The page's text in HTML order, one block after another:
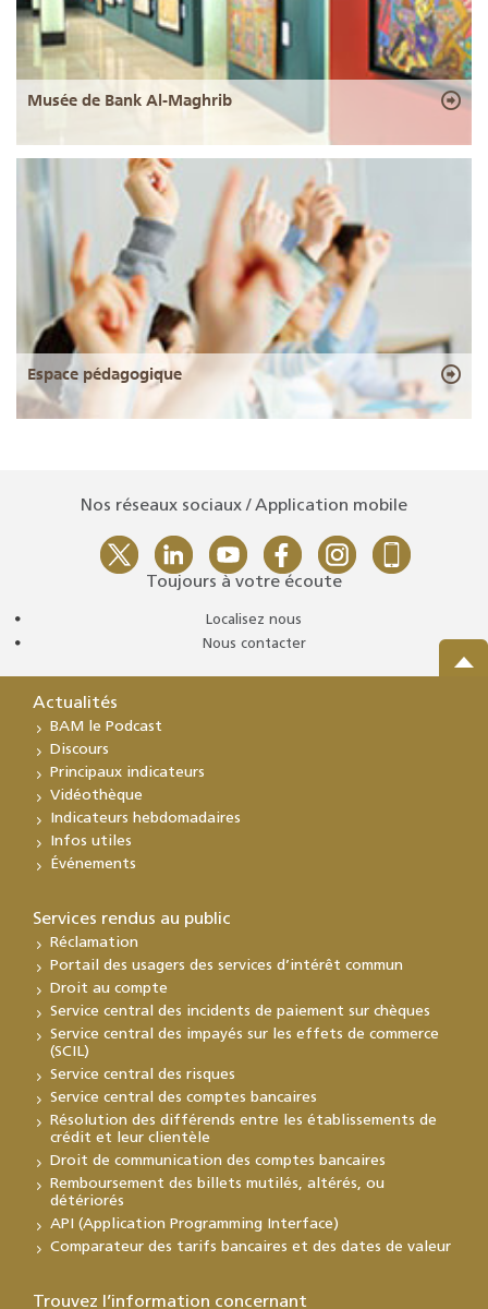
Musée de Bank Al-Maghrib
Espace pédagogique
Nos réseaux sociaux / Application mobile
Toujours à votre écoute
Localisez nous
Nous contacter
Actualités
BAM le Podcast
Discours
Principaux indicateurs
Vidéothèque
Indicateurs hebdomadaires
Infos utiles
Événements
Services rendus au public
Réclamation
Portail des usagers des services d’intérêt commun
Droit au compte
Service central des incidents de paiement sur chèques
Service central des impayés sur les effets de commerce
(SCIL)
Service central des risques
Service central des comptes bancaires
Résolution des différends entre les établissements de
crédit et leur clientèle
Droit de communication des comptes bancaires
Remboursement des billets mutilés, altérés, ou
détériorés
API (Application Programming Interface)
Comparateur des tarifs bancaires et des dates de valeur
Trouvez l’information concernant